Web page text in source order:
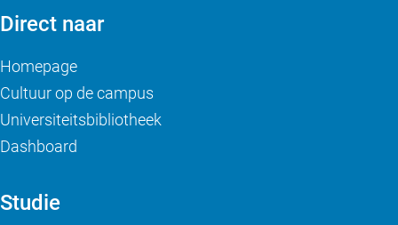
Direct naar
Homepage
Cultuur op de campus
Universiteitsbibliotheek
Dashboard
Studie